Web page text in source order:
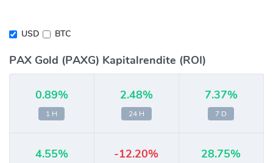
USD BTC
PAX Gold (PAXG) Kapitalrendite (ROI)
0.89%
1 H
2.48%
24 H
7.37%
7 D
4.55% -12.20% 28.75%